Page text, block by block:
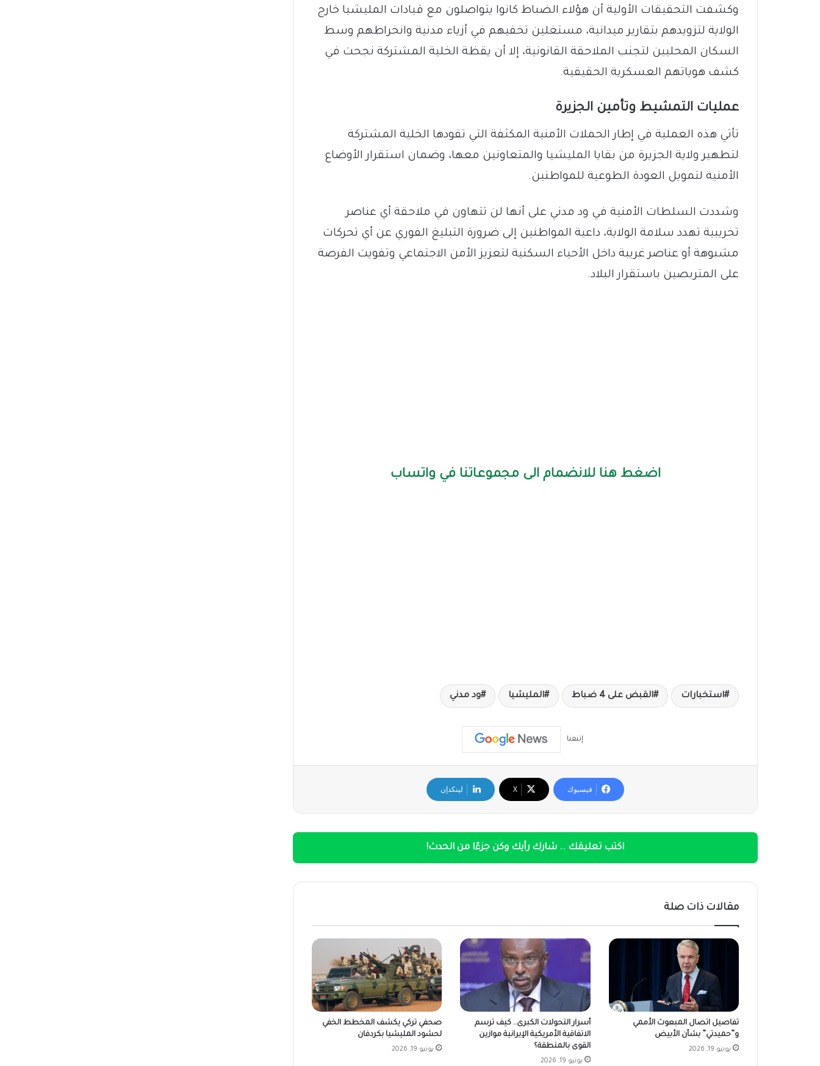
وكشفت التحقيقات الأولية أن هؤلاء الضباط كانوا يتواصلون مع قيادات المليشيا خارج
الولاية لتزويدهم بتقارير ميدانية، مستغلين تخفيهم في أزياء مدنية وانخراطهم وسط
السكان المحليين لتجنب الملاحقة القانونية، إلا أن يقظة الخلية المشتركة نجحت في
كشف هوياتهم العسكرية الحقيقية.
​عمليات التمشيط وتأمين الجزيرة
​تأتي هذه العملية في إطار الحملات الأمنية المكثفة التي تقودها الخلية المشتركة
لتطهير ولاية الجزيرة من بقايا المليشيا والمتعاونين معها، وضمان استقرار الأوضاع
الأمنية لتمويل العودة الطوعية للمواطنين.
وشددت السلطات الأمنية في ود مدني على أنها لن تتهاون في ملاحقة أي عناصر
تخريبية تهدد سلامة الولاية، داعية المواطنين إلى ضرورة التبليغ الفوري عن أي تحركات
مشبوهة أو عناصر غريبة داخل الأحياء السكنية لتعزيز الأمن الاجتماعي وتفويت الفرصة
على المتربصين باستقرار البلاد.
اضغط هنا للانضمام الى مجموعاتنا في واتساب
استخبارات القبض على 4 ضباط المليشيا ود مدني
إتبعنا
فيسبوك ‫X لينكدإن
اكتب تعليقك .. شارك رأيك وكن جزءًا من الحدث!
مقالات ذات صلة
تفاصيل اتصال المبعوث الأممي
و”حميدتي” بشأن الأبيض
يونيو 19, 2026
أسرار التحولات الكبرى.. كيف ترسم
الاتفاقية الأمريكية الإيرانية موازين
القوى بالمنطقة؟
يونيو 19, 2026
صحفي تركي يكشف المخطط الخفي
لحشود المليشيا بكردفان
يونيو 19, 2026